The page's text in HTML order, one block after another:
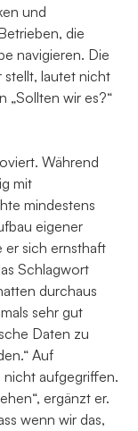
und
die
navigieren. Die
stellt, lautet nicht
„Sollten wir es?“
Während
mit
mindestens
eigener
er sich ernsthaft
Schlagwort
durchaus
sehr gut
Daten zu
Auf
nicht aufgegriffen.
ergänzt er.
wenn wir das,